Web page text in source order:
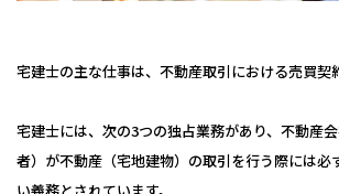
宅建士の主な仕事は、不動産取引における売買契
宅建士には、次の3つの独占業務があり、不動産
者）が不動産（宅地建物）の取引を行う際には必